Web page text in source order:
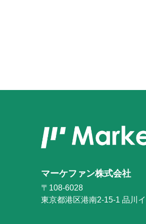
マーケファン株式会社
〒108-6028
東京都港区港南2-15-1 品川